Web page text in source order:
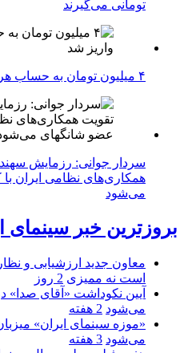
تومانی می‌گیرند
۴ میلیون تومان به حساب هر شهروند ایرانی واریز شد
همکاری‌های نظامی ایران
می‌شود
بروزترین خبر سینمای
معاون جدید ارزشیابی و
است نه ممیزی 2 روز
آیین نکوداشت «آقای صدا»
می‌شود 2 هفته
«موزه سینمای ایران»
می‌شود 3 هفته